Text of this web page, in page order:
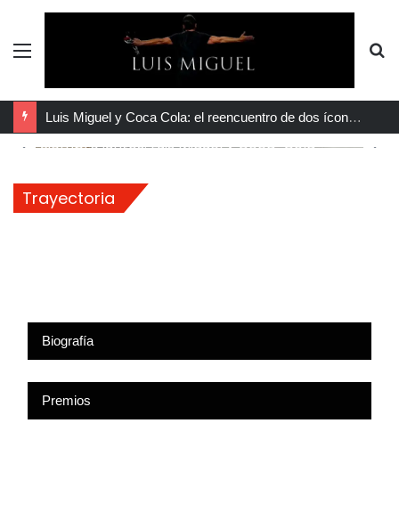
Luis Miguel y Coca Cola: el reencuentro de dos íconos eternos
Hace 19 horas
Siempre juntos: Luis Miguel y Coca-Cola
Trayectoria
Biografía
Premios